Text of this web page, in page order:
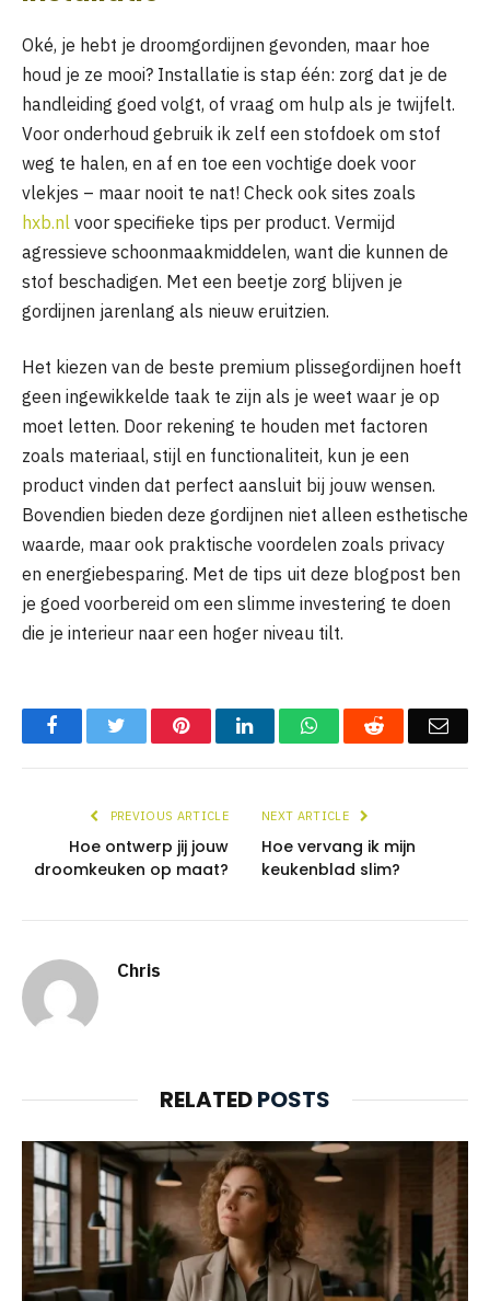
Oké, je hebt je droomgordijnen gevonden, maar hoe
houd je ze mooi? Installatie is stap één: zorg dat je de
handleiding goed volgt, of vraag om hulp als je twijfelt.
Voor onderhoud gebruik ik zelf een stofdoek om stof
weg te halen, en af en toe een vochtige doek voor
vlekjes – maar nooit te nat! Check ook sites zoals
hxb.nl voor specifieke tips per product. Vermijd
agressieve schoonmaakmiddelen, want die kunnen de
stof beschadigen. Met een beetje zorg blijven je
gordijnen jarenlang als nieuw eruitzien.
Het kiezen van de beste premium plissegordijnen hoeft
geen ingewikkelde taak te zijn als je weet waar je op
moet letten. Door rekening te houden met factoren
zoals materiaal, stijl en functionaliteit, kun je een
product vinden dat perfect aansluit bij jouw wensen.
Bovendien bieden deze gordijnen niet alleen esthetische
waarde, maar ook praktische voordelen zoals privacy
en energiebesparing. Met de tips uit deze blogpost ben
je goed voorbereid om een slimme investering te doen
die je interieur naar een hoger niveau tilt.
FacebookTwitter PinterestLinkedInWhatsAppReddit
PREVIOUS ARTICLE
Hoe ontwerp jij jouw
droomkeuken op maat?
NEXT ARTICLE
Hoe vervang ik mijn
keukenblad slim?
Chris
RELATEDPOSTS